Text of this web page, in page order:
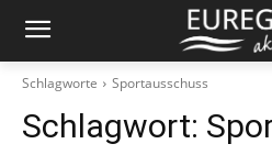
Schlagworte Sportausschuss
Schlagwort: